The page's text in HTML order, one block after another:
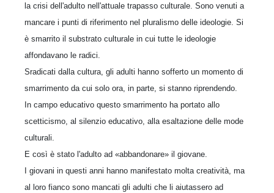
la crisi dell'adulto nell'attuale trapasso culturale. Sono venuti a
mancare i punti di riferimento nel pluralismo delle ideologie. Si
è smarrito il substrato culturale in cui tutte le ideologie
affondavano le radici.
Sradicati dalla cultura, gli adulti hanno sofferto un momento di
smarrimento da cui solo ora, in parte, si stanno riprendendo.
In campo educativo questo smarrimento ha portato allo
scetticismo, al silenzio educativo, alla esaltazione delle mode
culturali.
E così è stato l'adulto ad «abbandonare» il giovane.
I giovani in questi anni hanno manifestato molta creatività, ma
al loro fianco sono mancati gli adulti che li aiutassero ad